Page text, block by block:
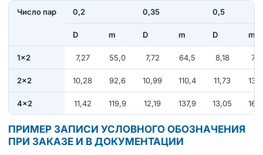
Число пар 0,2 0,35 0,5
D m D m D m
1×2 7,27 55,0 7,72 64,5 8,18
2×2 10,28 92,6 10,99 110,4 11,73
4×2 11,42 119,9 12,19 137,9 13,05
ПРИМЕР ЗАПИСИ УСЛОВНОГО ОБОЗНАЧЕНИЯ
ПРИ ЗАКАЗЕ И В ДОКУМЕНТАЦИИ